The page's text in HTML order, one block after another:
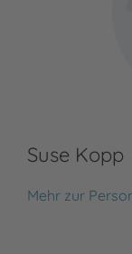
Suse Kopp
Mehr zur
Suse Kopp